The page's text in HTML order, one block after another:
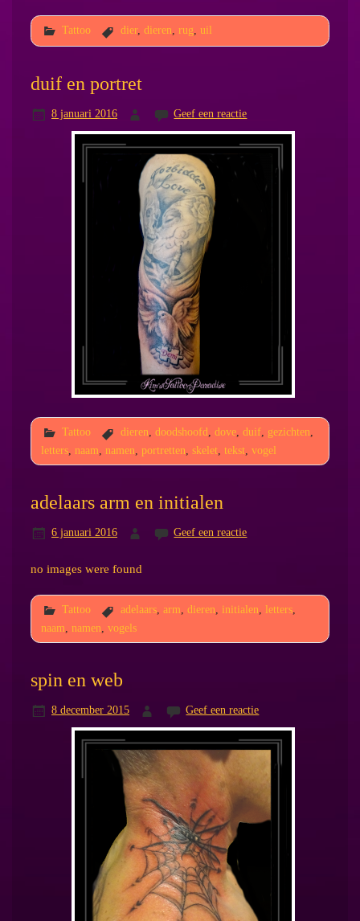
Tattoo dier, dieren rug uil
duif en portret
8 januari 2016 Geef een reactie
Tattoo dieren, doodshoofd, dove, duif, gezichten,
letters, naam namen portretten skelet, tekst, vogel
adelaars arm en initialen
6 januari 2016 Geef een reactie
no images were found
Tattoo adelaars, arm, dieren, initialen, letters,
naam
namen vogels
spin en web
8 december 2015 Geef een reactie